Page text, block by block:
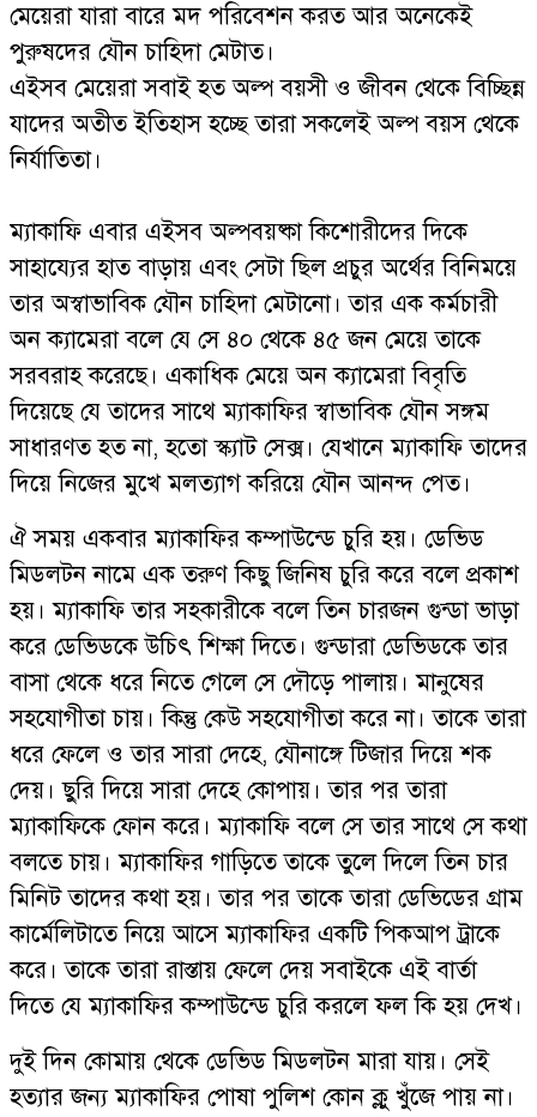
মেয়েরা যারা বারে মদ পরিবেশন করত আর অনেকেই
পুরুষদের যৌন চাহিদা মেটাত।
এইসব মেয়েরা সবাই হত অল্প বয়সী ও জীবন থেকে বিচ্ছিন্ন
যাদের অতীত ইতিহাস হচ্ছে তারা সকলেই অল্প বয়স থেকে
নির্যাতিতা।
ম্যাকাফি এবার এইসব অল্পবয়ষ্কা কিশোরীদের দিকে
সাহায্যের হাত বাড়ায় এবং সেটা ছিল প্রচুর অর্থের বিনিময়ে
তার অস্বাভাবিক যৌন চাহিদা মেটানো। তার এক কর্মচারী
অন ক্যামেরা বলে যে সে ৪০ থেকে ৪৫ জন মেয়ে তাকে
সরবরাহ করেছে। একাধিক মেয়ে অন ক্যামেরা বিবৃতি
দিয়েছে যে তাদের সাথে ম্যাকাফির স্বাভাবিক যৌন সঙ্গম
সাধারণত হত না, হতো স্ক্যাট সেক্স। যেখানে ম্যাকাফি তাদের
দিয়ে নিজের মুখে মলত্যাগ করিয়ে যৌন আনন্দ পেত।
ঐ সময় একবার ম্যাকাফির কম্পাউন্ডে চুরি হয়। ডেভিড
মিডলটন নামে এক তরুণ কিছু জিনিষ চুরি করে বলে প্রকাশ
হয়। ম্যাকাফি তার সহকারীকে বলে তিন চারজন গুন্ডা ভাড়া
করে ডেভিডকে উচিৎ শিক্ষা দিতে। গুন্ডারা ডেভিডকে তার
বাসা থেকে ধরে নিতে গেলে সে দৌড়ে পালায়। মানুষের
সহযোগীতা চায়। কিন্তু কেউ সহযোগীতা করে না। তাকে তারা
ধরে ফেলে ও তার সারা দেহে, যৌনাঙ্গে টিজার দিয়ে শক
দেয়। ছুরি দিয়ে সারা দেহে কোপায়। তার পর তারা
ম্যাকাফিকে ফোন করে। ম্যাকাফি বলে সে তার সাথে সে কথা
বলতে চায়। ম্যাকাফির গাড়িতে তাকে তুলে দিলে তিন চার
মিনিট তাদের কথা হয়। তার পর তাকে তারা ডেভিডের গ্রাম
কার্মেলিটাতে নিয়ে আসে ম্যাকাফির একটি পিকআপ ট্রাকে
করে। তাকে তারা রাস্তায় ফেলে দেয় সবাইকে এই বার্তা
দিতে যে ম্যাকাফির কম্পাউন্ডে চুরি করলে ফল কি হয় দেখ।
দুই দিন কোমায় থেকে ডেভিড মিডলটন মারা যায়। সেই
হত্যার জন্য ম্যাকাফির পোষা পুলিশ কোন ক্লু খুঁজে পায় না।